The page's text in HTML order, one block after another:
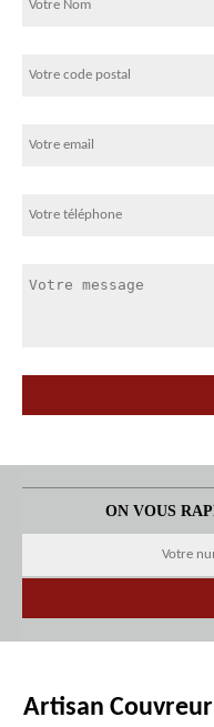
ON VOUS
Artisan